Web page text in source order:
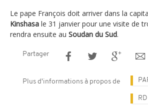
Le pape François doit arriver dans la
Kinshasa le 31 janvier pour une visite de
rendra ensuite au Soudan du Sud.
Partager
Plus d'informations à propos de